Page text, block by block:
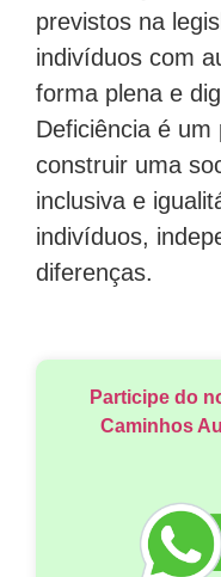
previstos na
indivíduos com
forma plena e
Deficiência é
construir uma
inclusiva e
indivíduos,
diferenças.
Participe do
Caminhos